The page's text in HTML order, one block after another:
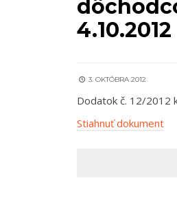
4.10.2012
3. OKTÓBRA 2012
Dodatok č. 12/2012
Stiahnuť dokument